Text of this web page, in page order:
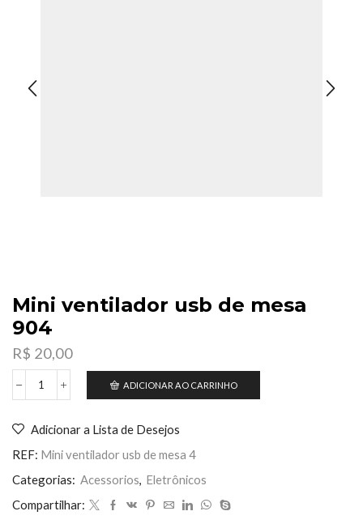
Mini ventilador usb de mesa
904
R$ 20,00
Mini
de
mesa
quantidade
ADICIONAR AO CARRINHO
Adicionar a Lista de Desejos
REF: Mini ventilador usb de mesa 4
Categorias: Acessorios, Eletrônicos
Compartilhar: